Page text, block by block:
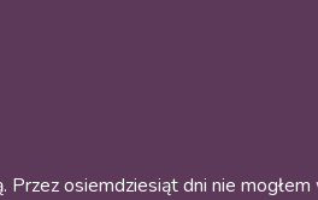
Przez osiemdziesiąt dni nie